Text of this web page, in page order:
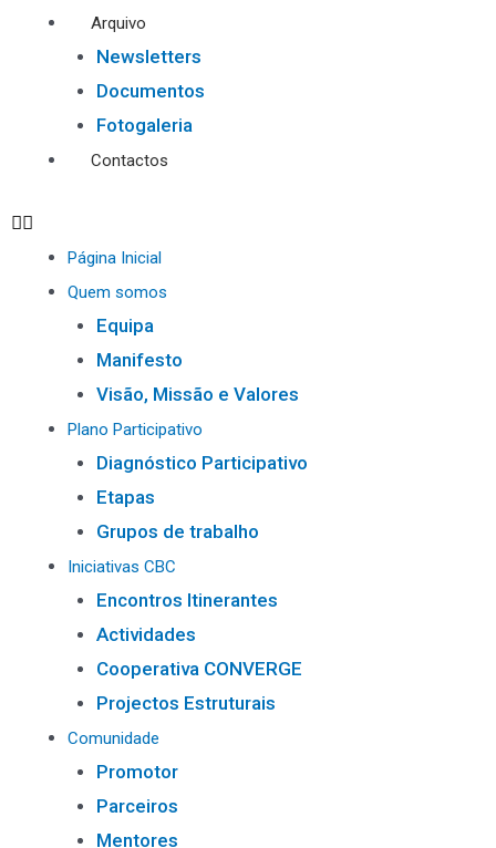
Arquivo
Newsletters
Documentos
Fotogaleria
Contactos
Página Inicial
Quem somos
Equipa
Manifesto
Visão, Missão e Valores
Plano Participativo
Diagnóstico Participativo
Etapas
Grupos de trabalho
Iniciativas CBC
Encontros Itinerantes
Actividades
Cooperativa CONVERGE
Projectos Estruturais
Comunidade
Promotor
Parceiros
Mentores